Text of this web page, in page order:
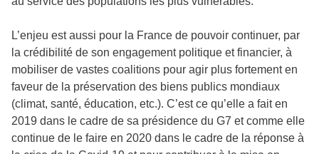
L’enjeu est aussi pour la France de pouvoir continuer, par
la crédibilité de son engagement politique et financier, à
mobiliser de vastes coalitions pour agir plus fortement en
faveur de la préservation des biens publics mondiaux
(climat, santé, éducation, etc.). C’est ce qu’elle a fait en
2019 dans le cadre de sa présidence du G7 et comme elle
continue de le faire en 2020 dans le cadre de la réponse à